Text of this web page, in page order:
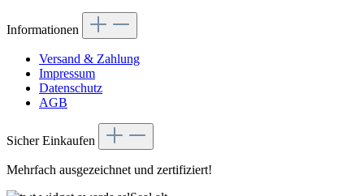
Informationen
Versand & Zahlung
Impressum
Datenschutz
AGB
Sicher Einkaufen
Mehrfach ausgezeichnet und zertifiziert!